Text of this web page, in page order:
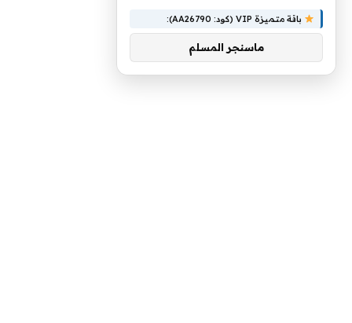
باقة متميزة VIP (كود: AA26790):
ماسنجر المسلم